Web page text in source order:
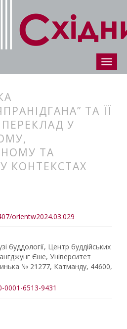
ТА ЇЇ
У
ТА
КОНТЕКСТАХ
orientw2024.03.029
буддології, Центр буддійських
Єше, Університет
№ 21277, Катманду, 44600,
6513-9431